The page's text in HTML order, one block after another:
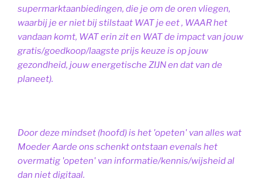
supermarktaanbiedingen, die je om de oren vliegen,
waarbij je er niet bij stilstaat WAT je eet , WAAR het
vandaan komt, WAT erin zit en WAT de impact van jouw
gratis/goedkoop/laagste prijs keuze is op jouw
gezondheid, jouw energetische ZIJN en dat van de
planeet).
Door deze mindset (hoofd) is het 'opeten' van alles wat
Moeder Aarde ons schenkt ontstaan evenals het
overmatig 'opeten' van informatie/kennis/wijsheid al
dan niet digitaal.